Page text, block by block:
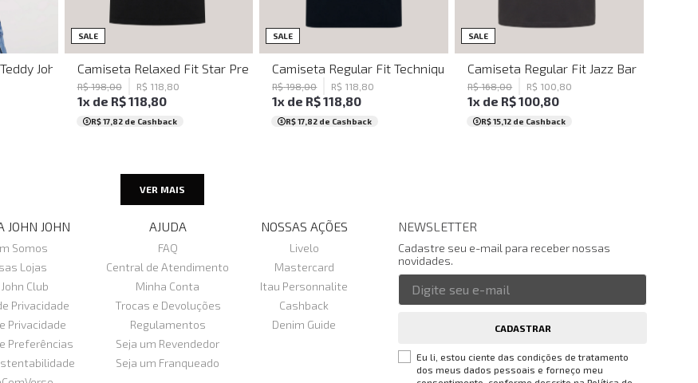
John John Feminina
SALE P M GG
Camiseta Relaxed Fit Star Preto John John Masculina
R$ 198,00 R$ 118 80
1x de R$118,80
R$ 17,82de Cashback
SALE PP M
Camiseta Regular Fit Technique Marinho John John Masculina
R$ 198,00 R$ 118 80
1x de R$118,80
R$ 17,82 de Cashback
SALE P
Camiseta Regular Fit Jazz Bar Chumbo
R$ 168,00 R$ 100 80
1x de R$100,80
R$ 15,12 de Cashback
VER MAIS
JOHN JOHN
Somos
Lojas
John Club
Privacidade
Privacidade
Preferências
AJUDA
FAQ
Central de Atendimento
Minha Conta
Trocas e Devoluções
Regulamentos
Seja um Revendedor
Seja um Franqueado
NOSSAS AÇÕES
Livelo
Mastercard
Itau Personnalite
Cashback
Denim Guide
NEWSLETTER
Cadastre seu e-mail para receber nossas
novidades.
CADASTRAR
Eu li, estou ciente das condições de tratamento
dos meus dados pessoais e forneço meu